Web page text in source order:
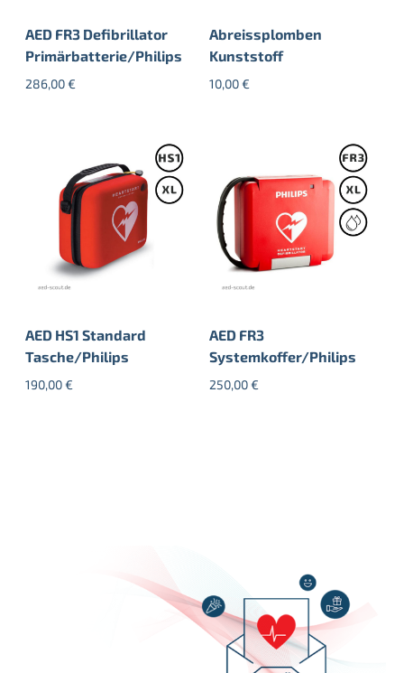
AED FR3 Defibrillator
Primärbatterie/Philips
286,00€
Abreissplomben
Kunststoff
10,00€
AED HS1 Standard
Tasche/Philips
190,00€
AED FR3
Systemkoffer/Philips
250,00€